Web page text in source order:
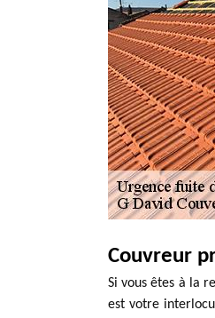
Couvreur
Si vous êtes à la
est votre